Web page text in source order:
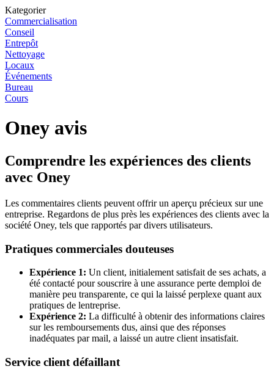
Kategorier
Commercialisation
Conseil
Entrepôt
Nettoyage
Locaux
Événements
Bureau
Cours
Oney avis
Comprendre les expériences des clients
avec Oney
Les commentaires clients peuvent offrir un aperçu précieux sur une
entreprise. Regardons de plus près les expériences des clients avec la
société Oney, tels que rapportés par divers utilisateurs.
Pratiques commerciales douteuses
Expérience 1: Un client, initialement satisfait de ses achats, a
été contacté pour souscrire à une assurance perte demploi de
manière peu transparente, ce qui la laissé perplexe quant aux
pratiques de lentreprise.
Expérience 2: La difficulté à obtenir des informations claires
sur les remboursements dus, ainsi que des réponses
inadéquates par mail, a laissé un autre client insatisfait.
Service client défaillant